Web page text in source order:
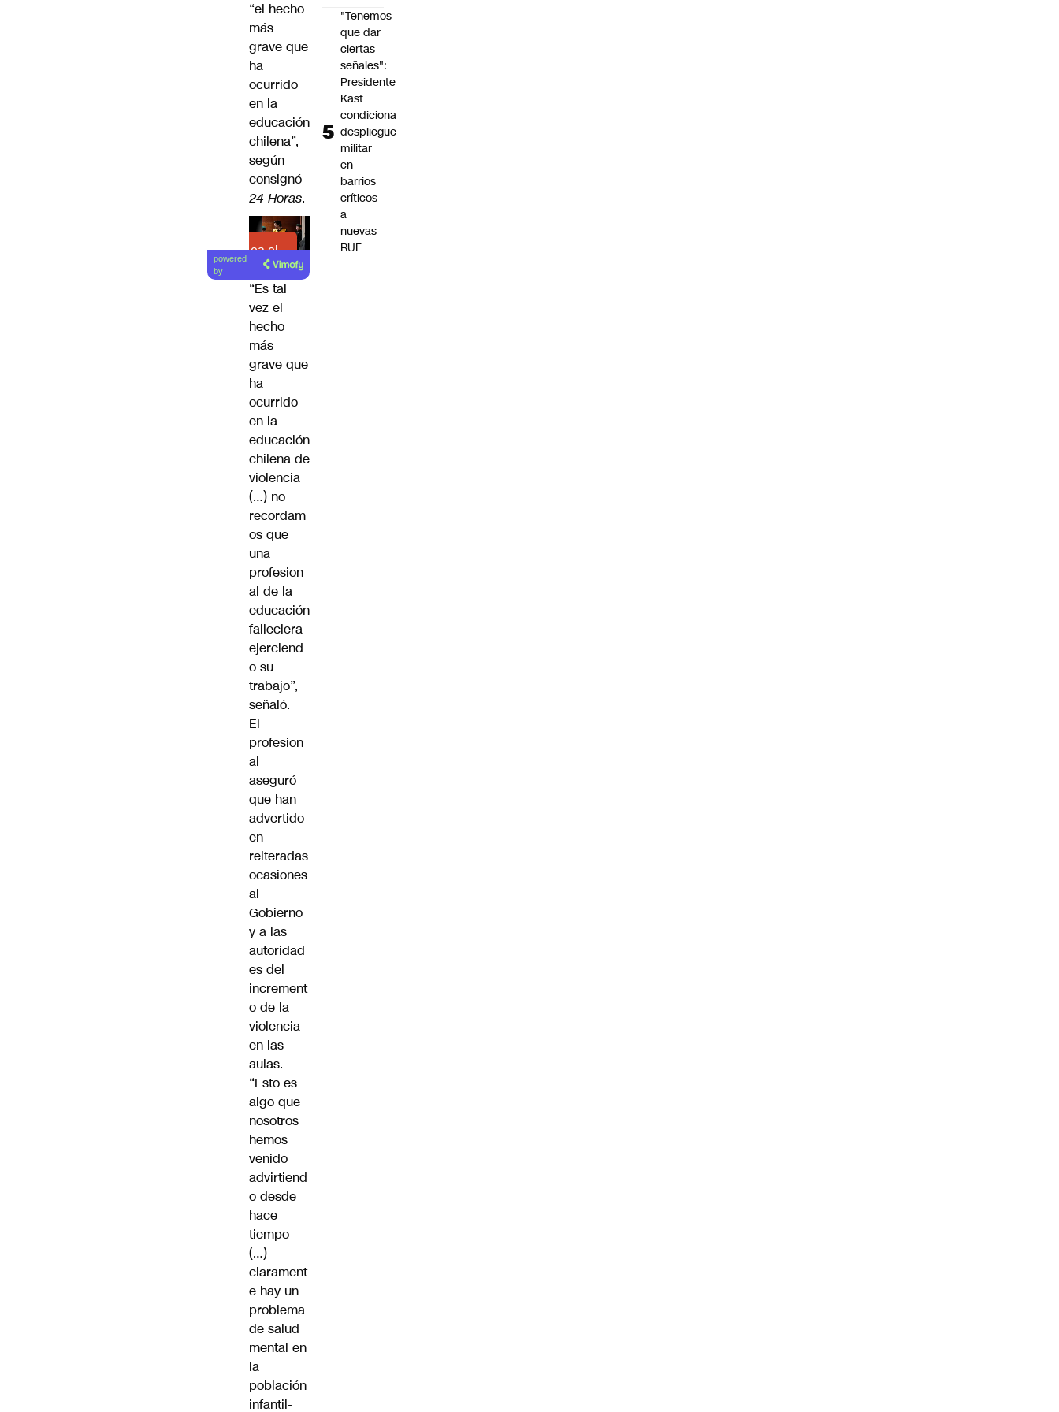
“el hecho
más
grave que
ha
ocurrido
en la
educación
chilena”,
según
consignó
24 Horas.
Lea el
artículo
powered
by
“Es tal
vez el
hecho
más
grave que
ha
ocurrido
en la
educación
chilena de
violencia
(…) no
recordam
os que
una
profesion
al de la
educación
falleciera
ejerciend
o su
trabajo”,
señaló.
El
profesion
al
aseguró
que han
advertido
en
reiteradas
ocasiones
al
Gobierno
y a las
autoridad
es del
increment
o de la
violencia
en las
aulas.
“Esto es
algo que
nosotros
hemos
venido
advirtiend
o desde
hace
tiempo
(…)
clarament
e hay un
problema
de salud
mental en
la
población
infantil-
"Tenemos
que dar
ciertas
señales":
Presidente
Kast
condiciona
despliegue
militar
en
barrios
críticos
a
nuevas
RUF